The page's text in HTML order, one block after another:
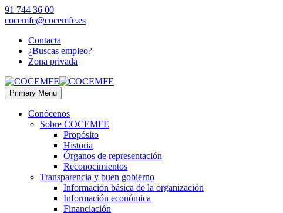
91 744 36 00
cocemfe@cocemfe.es
Contacta
¿Buscas empleo?
Zona privada
Primary Menu
Conócenos
Sobre COCEMFE
Propósito
Historia
Órganos de representación
Reconocimientos
Transparencia y buen gobierno
Información básica de la organización
Información económica
Financiación